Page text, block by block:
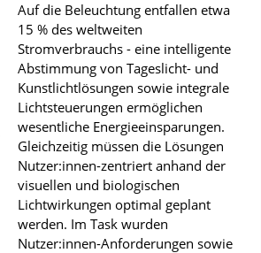
s
z
u
r
P
u
b
l
i
k
Auf die Beleuchtung entfallen etwa
15 % des weltweiten
Stromverbrauchs - eine intelligente
Abstimmung von Tageslicht- und
Kunstlichtlösungen sowie integrale
Lichtsteuerungen ermöglichen
wesentliche Energieeinsparungen.
Gleichzeitig müssen die Lösungen
Nutzer:innen-zentriert anhand der
visuellen und biologischen
Lichtwirkungen optimal geplant
werden. Im Task wurden
Nutzer:innen-Anforderungen sowie